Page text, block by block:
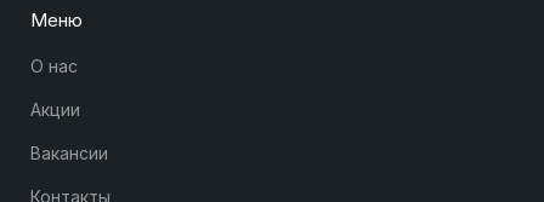
Меню
О нас
Акции
Вакансии
Контакты